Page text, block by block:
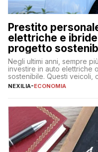
Prestito
elettriche e
progetto
Negli ultimi anni, sempre
investire in auto elettriche
sostenibile. Questi veicoli,
offrono vantaggi
fare se non […]
NEXILIA-ECONOMIA